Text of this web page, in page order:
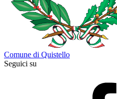
Comune di Quistello
Seguici su